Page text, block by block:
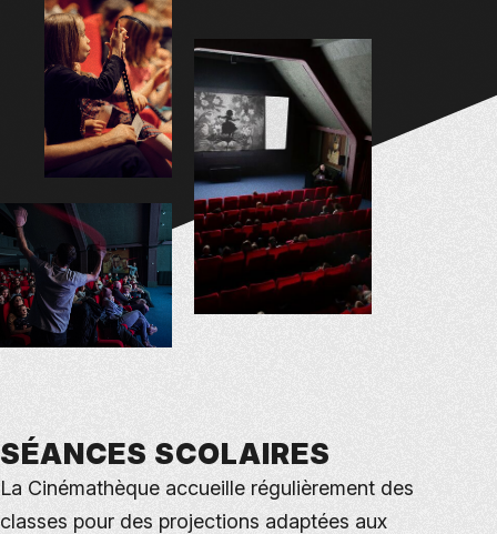
SÉANCES SCOLAIRES
La Cinémathèque accueille régulièrement des
classes pour des projections adaptées aux